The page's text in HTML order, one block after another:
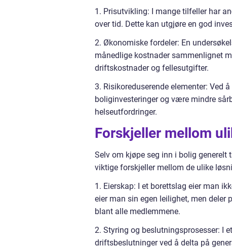
1. Prisutvikling: I mange tilfeller har
over tid. Dette kan utgjøre en god
2. Økonomiske fordeler: En
månedlige kostnader sammenlignet
driftskostnader og fellesutgifter.
3. Risikoreduserende elementer: Ved
boliginvesteringer og være mindre
helseutfordringer.
Forskjeller mellom
Selv om kjøpe seg inn i bolig
viktige forskjeller mellom de ulike
1. Eierskap: I et borettslag eier man
eier man sin egen leilighet, men deler
blant alle medlemmene.
2. Styring og beslutningsprosesser: I
driftsbeslutninger ved å delta på